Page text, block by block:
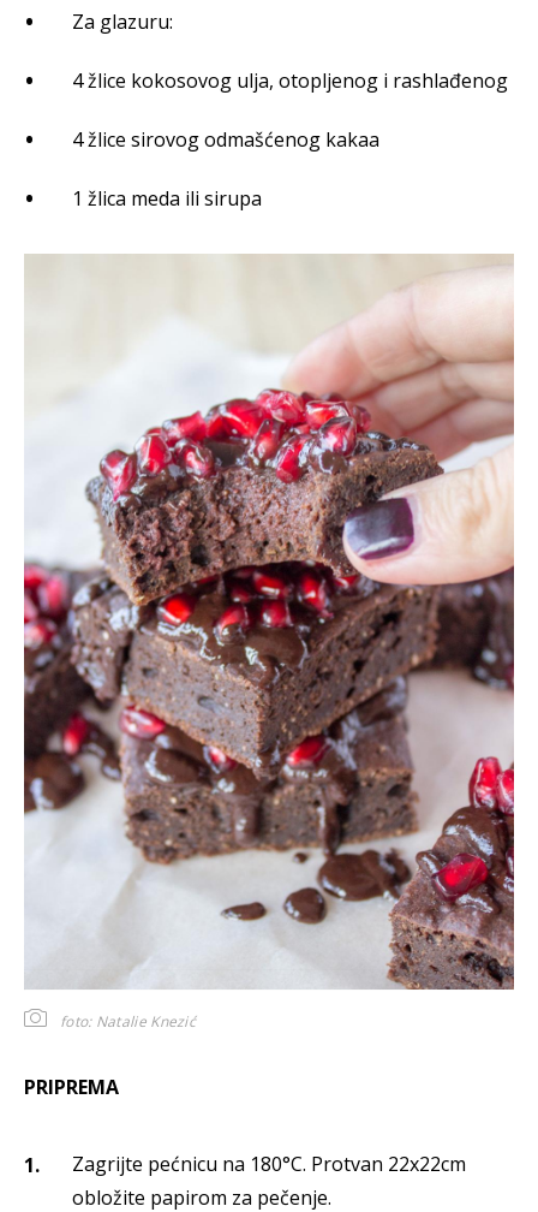
Za glazuru:
4 žlice kokosovog ulja, otopljenog i rashlađenog
4 žlice sirovog odmašćenog kakaa
1 žlica meda ili sirupa
foto: Natalie Knezić
PRIPREMA
Zagrijte pećnicu na 180°C. Protvan 22x22cm
obložite papirom za pečenje.